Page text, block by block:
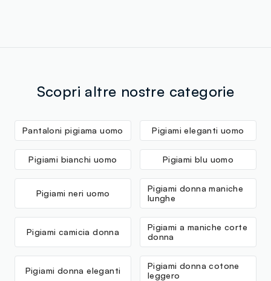
Scopri altre nostre categorie
Pantaloni pigiama uomo Pigiami eleganti uomo
Pigiami bianchi uomo Pigiami blu uomo
Pigiami neri uomo
Pigiami donna maniche
lunghe
Pigiami camicia donna
Pigiami a maniche corte
donna
Pigiami donna eleganti
Pigiami donna cotone
leggero